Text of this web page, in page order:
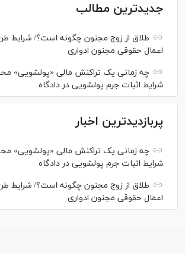
جدیدترین مطالب
طلاق از زوج مجنون چگونه است؟/ شرایط
اعمال حقوقی مجنون ادواری
چه زمانی یک تراکنش مالی «پولشویی»
شرایط اثبات جرم پولشویی در دادگاه
پربازدیدترین اخبار
چه زمانی یک تراکنش مالی «پولشویی»
شرایط اثبات جرم پولشویی در دادگاه
طلاق از زوج مجنون چگونه است؟/ شرایط
اعمال حقوقی مجنون ادواری